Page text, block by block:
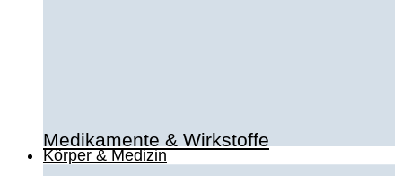
Medikamente & Wirkstoffe
Körper & Medizin